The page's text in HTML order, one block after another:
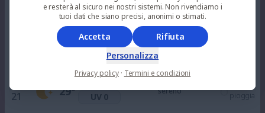
UV 6
36°
0%
UV 3
soleggiato
21 29° UV 0
sereno
pioggia
e resterà al sicuro nei nostri sistemi. Non rivendiamo i
tuoi dati che siano precisi, anonimi o stimati.
Accetta
Rifiuta
Personalizza
Privacy policy · Termini e condizioni